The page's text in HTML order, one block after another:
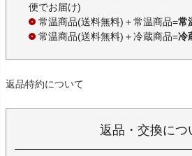
便でお届け)
常温商品(送料無料)＋常温商品=常
常温商品(送料無料)＋冷蔵商品=冷
返品特約について
返品・交換につ